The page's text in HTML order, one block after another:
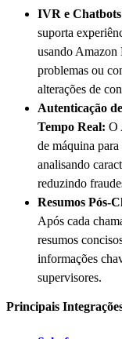
IVR e
suporta
usando Amazon
problemas ou
alterações de
Autenticação
Tempo Real: O
de máquina
analisando
reduzindo
Resumos Pós-
Após cada
resumos
informações
supervisores.
Principais